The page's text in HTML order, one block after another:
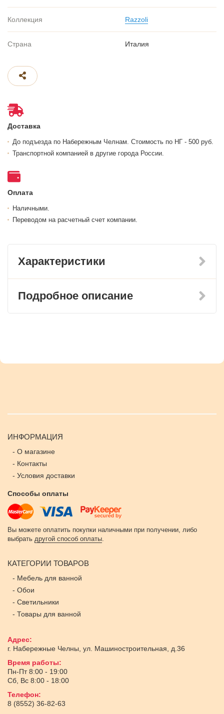
Коллекция Razzoli
Страна Италия
Доставка
До подъезда по Набережным Челнам. Стоимость по НГ - 500 руб.
Транспортной компанией в другие города России.
Оплата
Наличными.
Переводом на расчетный счет компании.
Характеристики
Подробное описание
ИНФОРМАЦИЯ
- О магазине
- Контакты
- Условия доставки
Способы оплаты
Вы можете оплатить покупки наличными при получении, либо
выбрать другой способ оплаты.
КАТЕГОРИИ ТОВАРОВ
- Мебель для ванной
- Обои
- Светильники
- Товары для ванной
Адрес:
г. Набережные Челны ул. Машиностроительная, д.36
Время работы:
Пн-Пт 8:00 - 19:00
Сб, Вс 8:00 - 18:00
Телефон:
8 (8552) 36-82-63